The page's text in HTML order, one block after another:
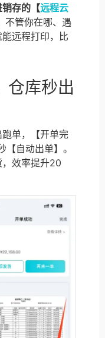
存的【远程云
不管你在哪、遇
远程打印，比
仓库秒出
单，【开单完
自动出单】。
效率提升20